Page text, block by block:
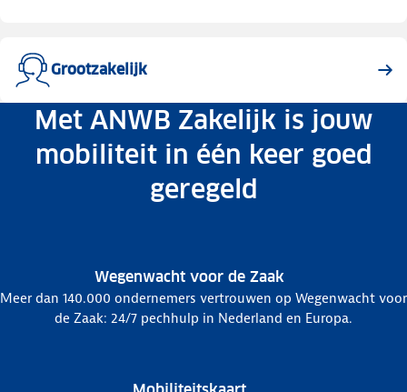
Grootzakelijk
Met ANWB Zakelijk is jouw
mobiliteit in één keer goed
geregeld
Wegenwacht voor de Zaak
Meer dan 140.000 ondernemers vertrouwen op Wegenwacht voor
de Zaak: 24/7 pechhulp in Nederland en Europa.